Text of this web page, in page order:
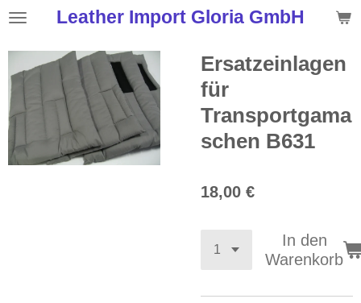
Zum
springen
Leather Import Gloria GmbH
Ersatzeinlagen
für
Transportgama
schen B631
18,00 €
In den
Warenkorb